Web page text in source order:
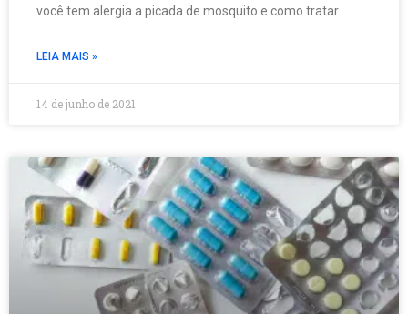
você tem alergia a picada de mosquito e como tratar.
LEIA MAIS »
14 de junho de 2021